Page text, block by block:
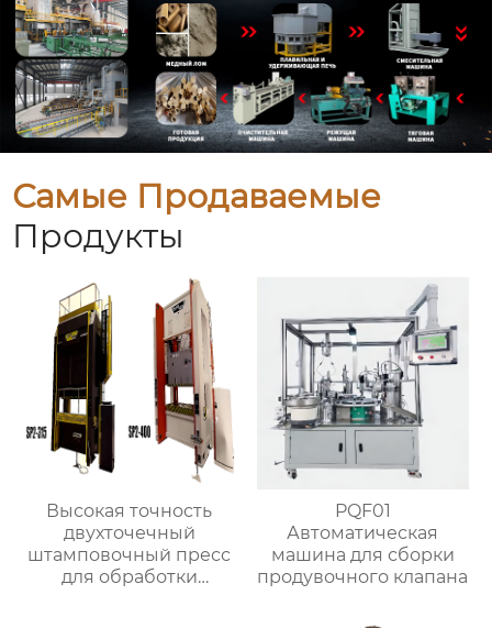
Самые Продаваемые
Продукты
Высокая точность
двухточечный
штамповочный пресс
для обработки
PQF01
Автоматическая
машина для сборки
продувочного клапана